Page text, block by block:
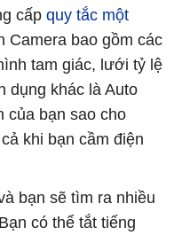
cấp quy tắc một
Camera bao gồm các
tam giác, lưới tỷ lệ
dụng khác là Auto
của bạn sao cho
khi bạn cầm điện
bạn sẽ tìm ra nhiều
có thể tắt tiếng